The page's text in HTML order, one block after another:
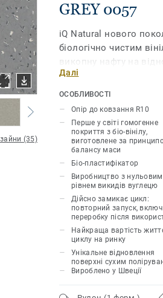
(35)
GREY 0057
iQ Natural нового
біологічно чистим
викопну нафту на
вироблену з
сертифіковану
Таким чином,
дизайнерам і
для підлоги зі
60%*, якщо
покриттям. iQ Natural
вуглецевого сліду на
Ця колекція є
*На основі модулів A,
цикл без технічного
01508, порівняно з
Далі
ОСОБЛИВОСТІ
Опір до ковзання R10
Перше у світі гомогенне
покриття з біо-вінілу,
виготовлене за
балансу маси
Біо-пластифікатор
Виробництво з нульовим
рівнем викидів вуглецю
Дійсно замикає цикл:
повторний запуск,
переробку після
Найкраща вартість
циклу на ринку
Унікальне відновлення
поверхні сухим
Вироблено у Швеції